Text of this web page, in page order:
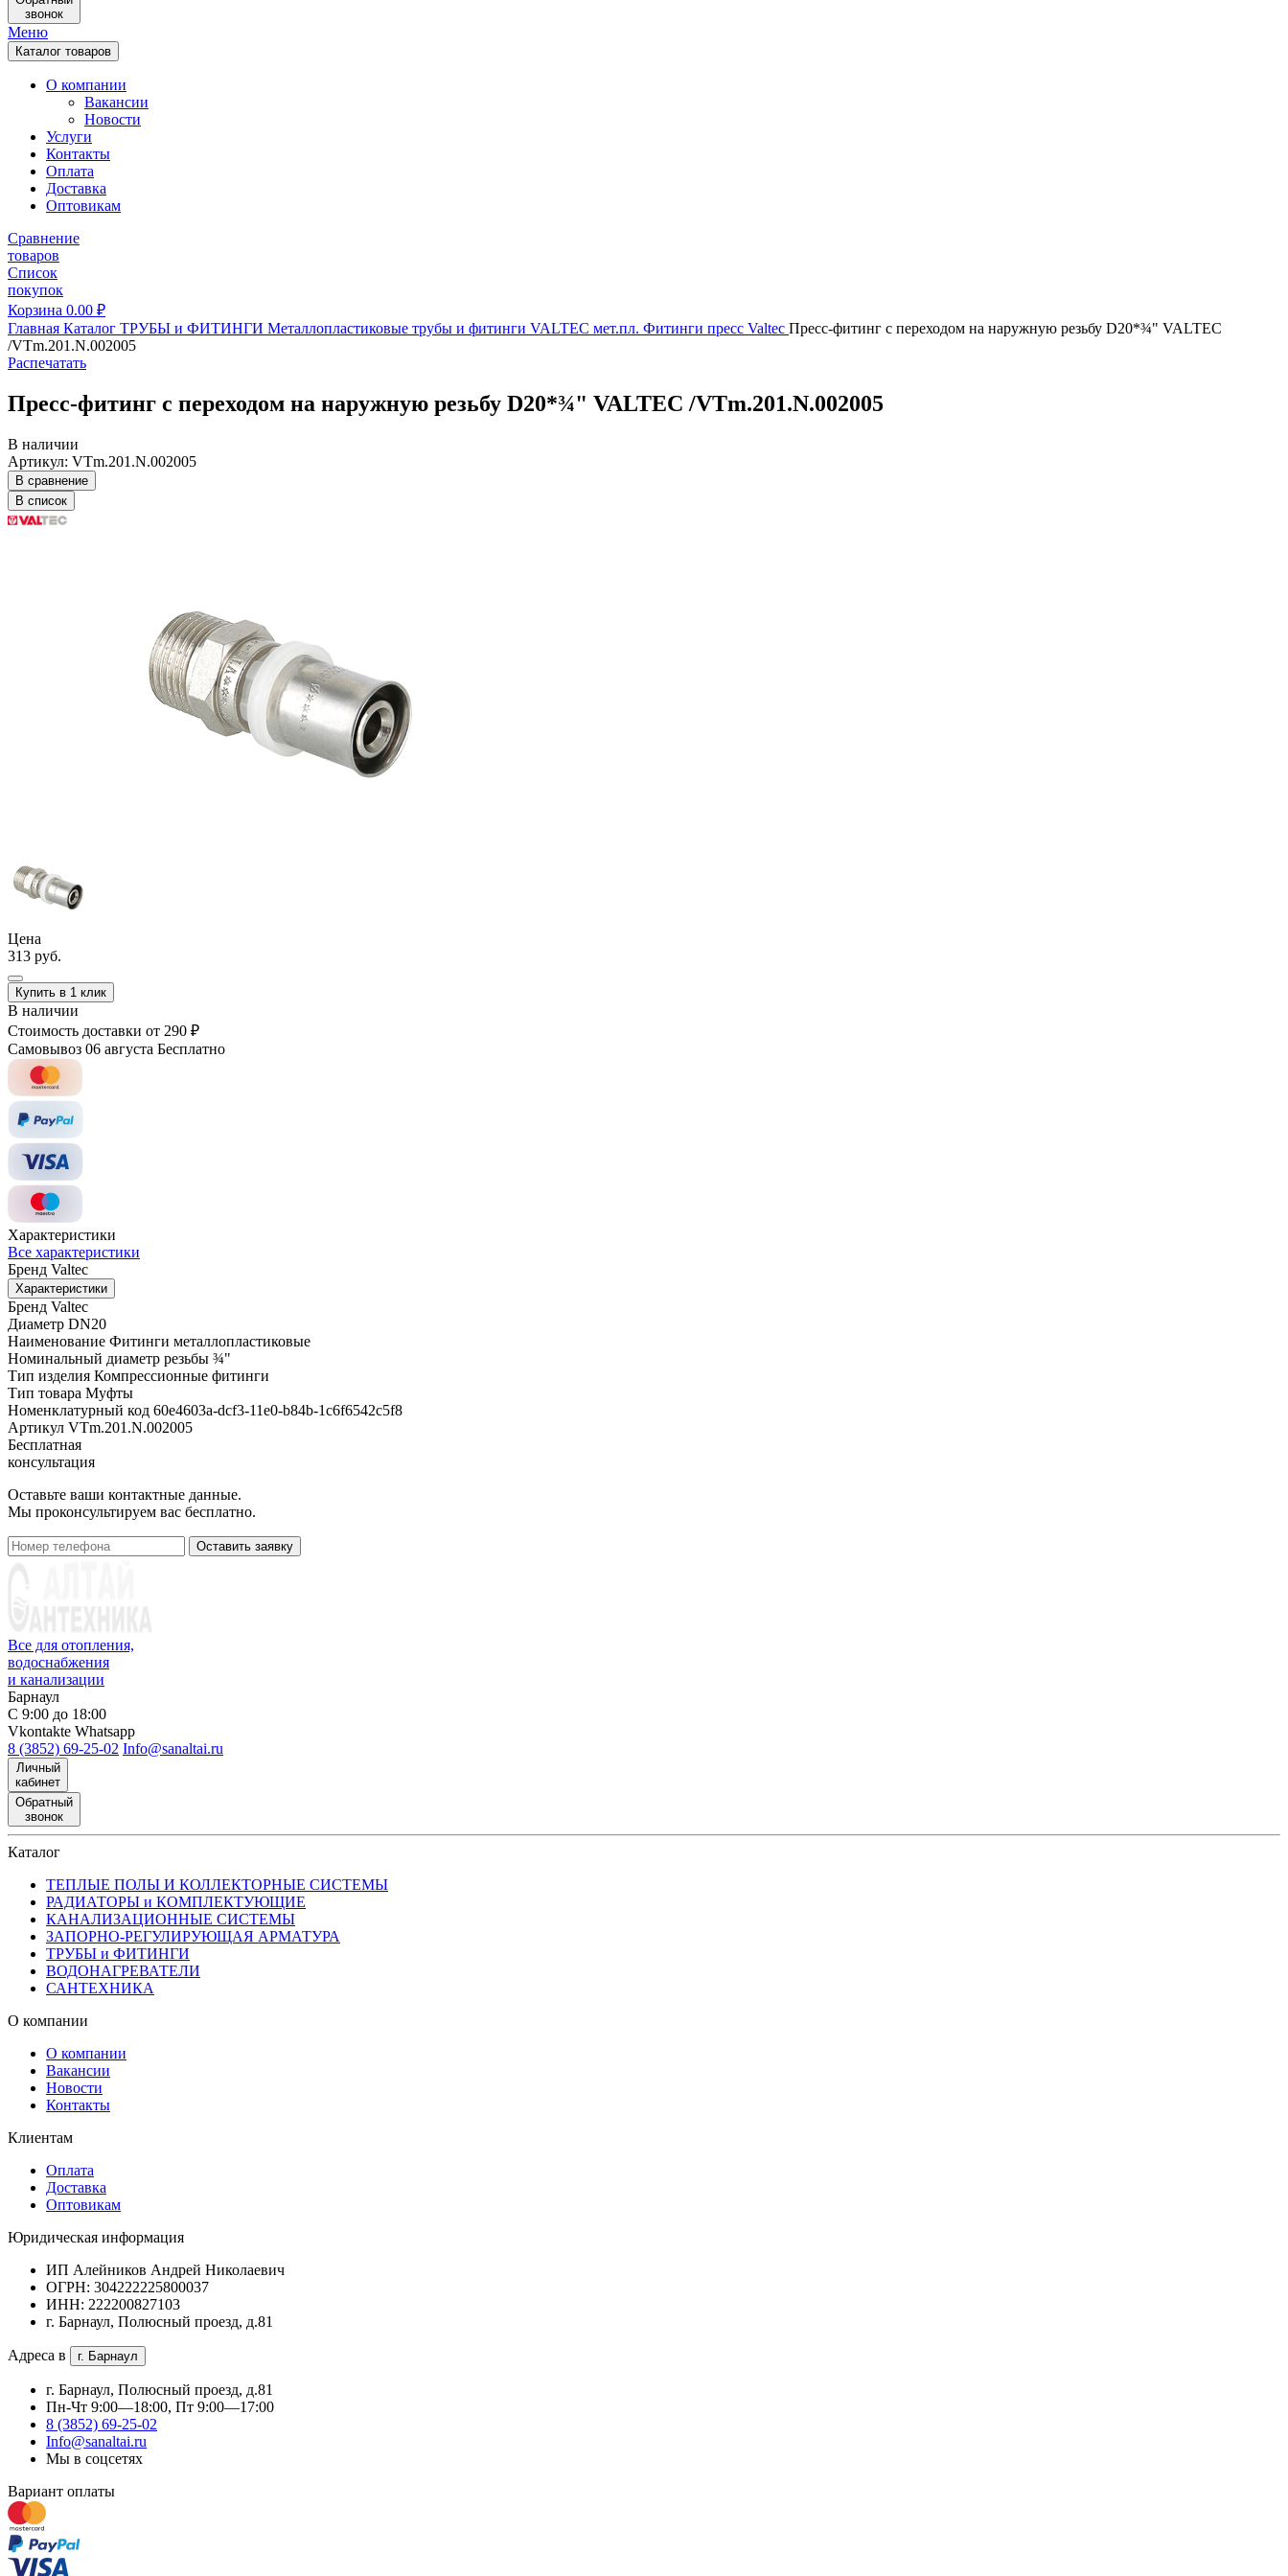
звонок
Меню
Каталог товаров
О компании
Вакансии
Новости
Услуги
Контакты
Оплата
Доставка
Оптовикам
Сравнение
товаров
Список
покупок
Корзина 0.00 ₽
Главная Каталог ТРУБЫ и ФИТИНГИ Металлопластиковые трубы и фитинги VALTEC мет.пл. Фитинги пресс Valtec Пресс-фитинг с переходом на наружную резьбу D20*¾" VALTEC
/VTm.201.N.002005
Распечатать
Пресс-фитинг с переходом на наружную резьбу D20*¾" VALTEC /VTm.201.N.002005
В наличии
Артикул: VTm.201.N.002005
В сравнение
В список
Цена
313 руб.
Купить в 1 клик
В наличии
Стоимость доставки от 290 ₽
Самовывоз 06 августа Бесплатно
Характеристики
Все характеристики
Бренд Valtec
Характеристики
Бренд Valtec
Диаметр DN20
Наименование Фитинги металлопластиковые
Номинальный диаметр резьбы ¾"
Тип изделия Компрессионные фитинги
Тип товара Муфты
Номенклатурный код 60e4603a-dcf3-11e0-b84b-1c6f6542c5f8
Артикул VTm.201.N.002005
Бесплатная
консультация
Оставьте ваши контактные данные.
Мы проконсультируем вас бесплатно.
Оставить заявку
Все для отопления,
водоснабжения
и канализации
Барнаул
С 9:00 до 18:00
Vkontakte Whatsapp
8 (3852) 69-25-02 Info@sanaltai.ru
Личный
кабинет
Обратный
звонок
Каталог
ТЕПЛЫЕ ПОЛЫ И КОЛЛЕКТОРНЫЕ СИСТЕМЫ
РАДИАТОРЫ и КОМПЛЕКТУЮЩИЕ
КАНАЛИЗАЦИОННЫЕ СИСТЕМЫ
ЗАПОРНО-РЕГУЛИРУЮЩАЯ АРМАТУРА
ТРУБЫ и ФИТИНГИ
ВОДОНАГРЕВАТЕЛИ
САНТЕХНИКА
О компании
О компании
Вакансии
Новости
Контакты
Клиентам
Оплата
Доставка
Оптовикам
Юридическая информация
ИП Алейников Андрей Николаевич
ОГРН: 304222225800037
ИНН: 222200827103
г. Барнаул, Полюсный проезд, д.81
Адреса в г. Барнаул
г. Барнаул, Полюсный проезд, д.81
Пн-Чт 9:00—18:00, Пт 9:00—17:00
8 (3852) 69-25-02
Info@sanaltai.ru
Мы в соцсетях
Вариант оплаты